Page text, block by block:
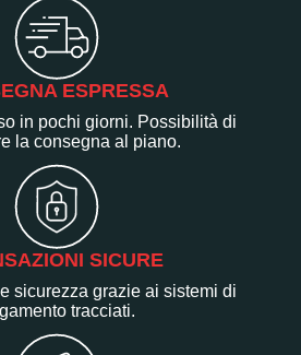
ESPRESSA
in pochi giorni. Possibilità di
la consegna al piano.
SICURE
sicurezza grazie ai sistemi di
tracciati.